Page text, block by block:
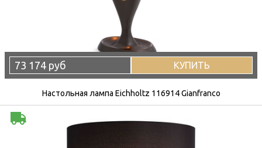
73 174 руб КУПИТЬ
Настольная лампа Eichholtz 116914 Gianfranco